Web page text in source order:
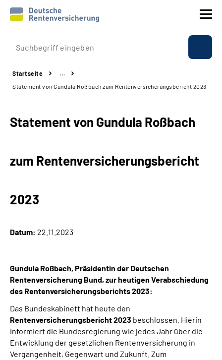
Prävention
Reha
Experten
Language
Inhalte in Gebärdensprache (DGS)
Leichte Sprache
Startseite
…
Statement von Gundula Roßbach zum Rentenversicherungsbericht 2023
Statement von Gundula Roßbach
zum Rentenversicherungsbericht
2023
Datum: 22.11.2023
Gundula Roßbach, Präsidentin der Deutschen
Rentenversicherung Bund, zur heutigen Verabschiedung
des Rentenversicherungsberichts 2023:
Das Bundeskabinett hat heute den
Rentenversicherungsbericht 2023 beschlossen. Hierin
informiert die Bundesregierung wie jedes Jahr über die
Entwicklung der gesetzlichen Rentenversicherung in
Vergangenheit, Gegenwart und Zukunft. Zum